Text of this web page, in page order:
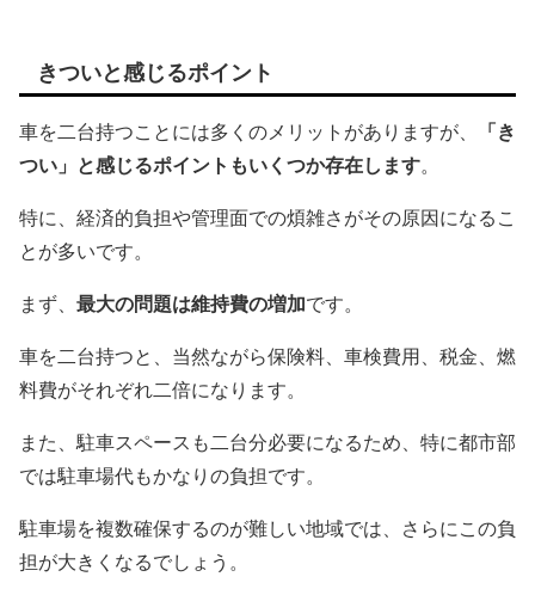
きついと感じるポイント
車を二台持つことには多くのメリットがありますが、
「き
つい」と感じるポイントもいくつか存在します。
特に、経済的負担や管理面での煩雑さがその原因になるこ
とが多いです。
まず、 最大の問題は維持費の増加です。
車を二台持つと、当然ながら保険料、車検費用、税金、燃
料費がそれぞれ二倍になります。
また、駐車スペースも二台分必要になるため、特に都市部
では駐車場代もかなりの負担です。
駐車場を複数確保するのが難しい地域では、さらにこの負
担が大きくなるでしょう。